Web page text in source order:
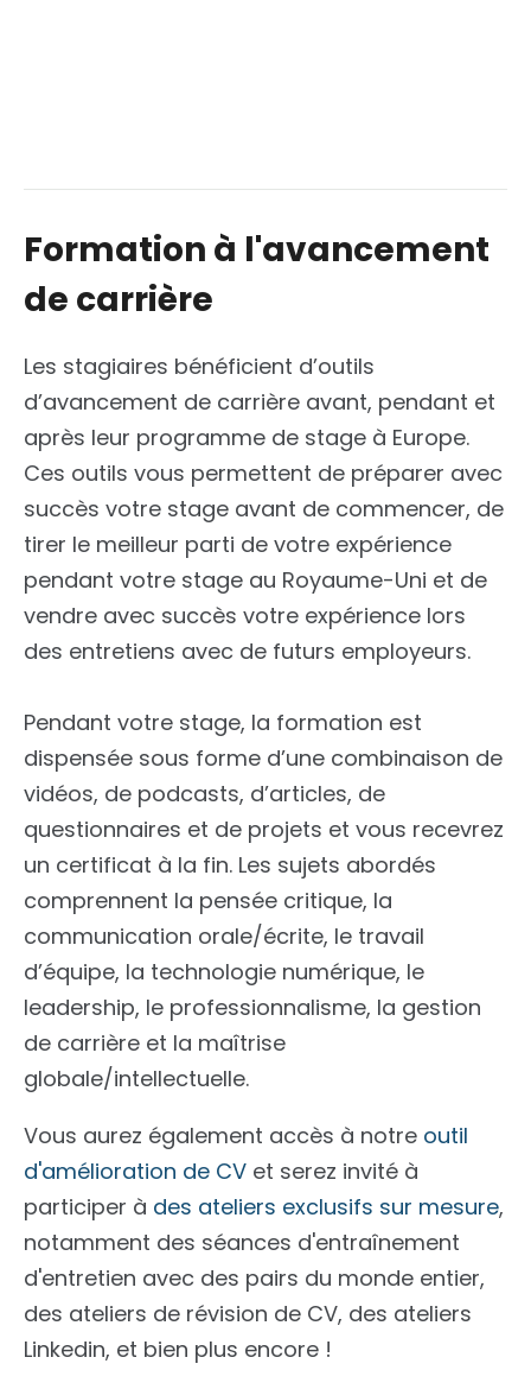
Formation à l'avancement
de carrière
Les stagiaires bénéficient d’outils
d’avancement de carrière avant, pendant et
après leur programme de stage à Europe.
Ces outils vous permettent de préparer avec
succès votre stage avant de commencer, de
tirer le meilleur parti de votre expérience
pendant votre stage au Royaume-Uni et de
vendre avec succès votre expérience lors
des entretiens avec de futurs employeurs.
Pendant votre stage, la formation est
dispensée sous forme d’une combinaison de
vidéos, de podcasts, d’articles, de
questionnaires et de projets et vous recevrez
un certificat à la fin. Les sujets abordés
comprennent la pensée critique, la
communication orale/écrite, le travail
d’équipe, la technologie numérique, le
leadership, le professionnalisme, la gestion
de carrière et la maîtrise
globale/intellectuelle.
Vous aurez également accès à notre outil
d'amélioration de CV et serez invité à
participer à des ateliers exclusifs sur mesure,
notamment des séances d'entraînement
d'entretien avec des pairs du monde entier,
des ateliers de révision de CV, des ateliers
Linkedin, et bien plus encore !